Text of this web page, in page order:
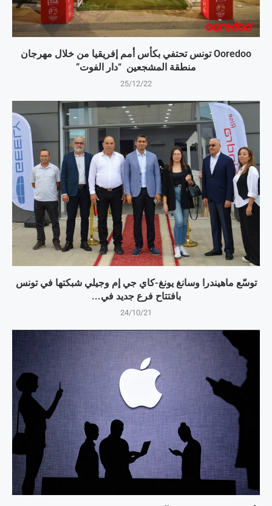
Ooredoo تونس تحتفي بكأس أمم إفريقيا من خلال مهرجان
منطقة المشجعين “دار الفوت”
25/12/22
توسّع ماهيندرا وسانغ يونغ-كاي جي إم وجيلي شبكتها في تونس
بافتتاح فرع جديد في...
24/10/21